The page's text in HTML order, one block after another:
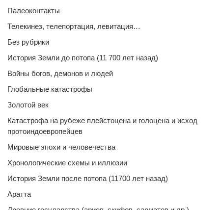
Палеоконтакты
Телекинез, телепортация, левитация…
Без рубрики
История Земли до потопа (11 700 лет назад)
Войны богов, демонов и людей
Глобальные катастрофы
Золотой век
Катастрофа на рубеже плейстоцена и голоцена и исход
протоиндоевропейцев
Мировые эпохи и человечества
Хронологические схемы и иллюзии
История Земли после потопа (11700 лет назад)
Аратта